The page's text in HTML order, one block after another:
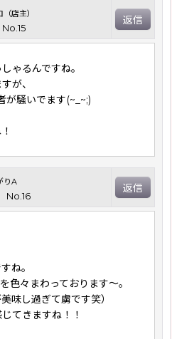
店主）
No.15
返信
ゃるんですね。
が、
が騒いでます(~_~;)
りA
No.16
返信
ね。
色々まわっております〜。
味し過ぎて虜です笑）
てきますね！！